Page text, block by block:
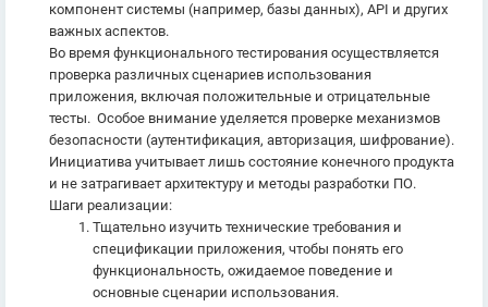
компонент системы (например, базы данных), API и других
важных аспектов.
Во время функционального тестирования осуществляется
проверка различных сценариев использования
приложения, включая положительные и отрицательные
тесты. Особое внимание уделяется проверке механизмов
безопасности (аутентификация, авторизация, шифрование).
Инициатива учитывает лишь состояние конечного продукта
и не затрагивает архитектуру и методы разработки ПО.
Шаги реализации:
Тщательно изучить технические требования и
спецификации приложения, чтобы понять его
функциональность, ожидаемое поведение и
основные сценарии использования.